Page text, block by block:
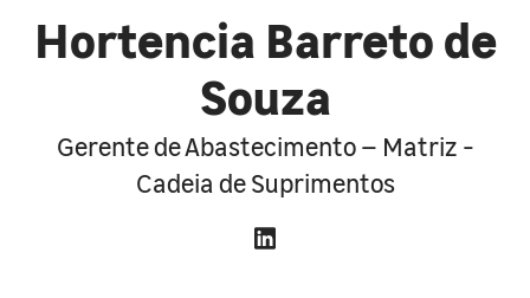
Hortencia Barreto de
Souza
Gerente de Abastecimento – Matriz -
Cadeia de Suprimentos